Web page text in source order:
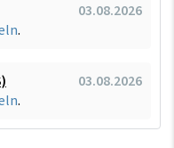
03.08.2026
.
03.08.2026
.